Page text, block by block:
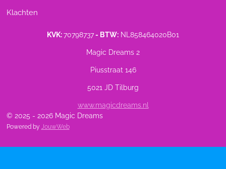
Klachten
KVK:70798737- BTW: NL858464020B01
Magic Dreams 2
Piusstraat 146
5021 JD Tilburg
www.magicdreams.nl
© 2025 - 2026 Magic Dreams
Powered by JouwWeb